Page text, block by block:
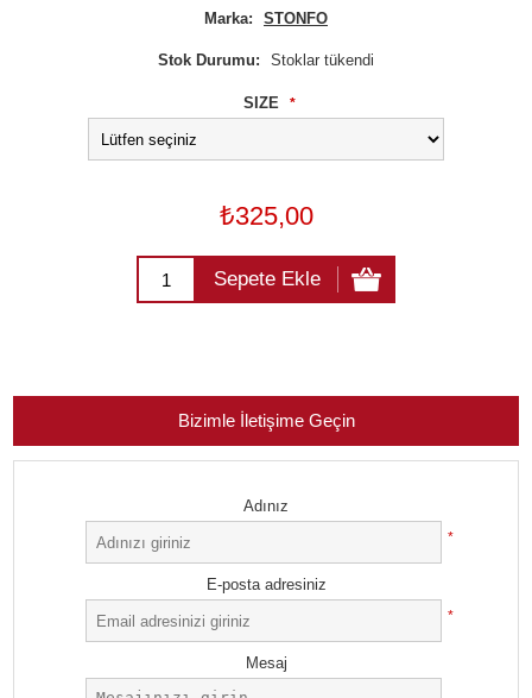
Marka: STONFO
Stok Durumu: Stoklar tükendi
SIZE *
₺325,00
Sepete Ekle
Bizimle İletişime Geçin
Adınız
*
E-posta adresiniz
*
Mesaj